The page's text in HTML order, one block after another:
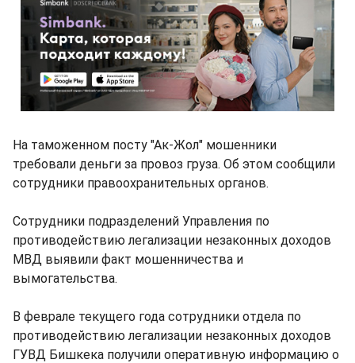
На таможенном посту "Ак-Жол" мошенники
требовали деньги за провоз груза. Об этом сообщили
сотрудники правоохранительных органов.
Сотрудники подразделений Управления по
противодействию легализации незаконных доходов
МВД выявили факт мошенничества и
вымогательства.
В феврале текущего года сотрудники отдела по
противодействию легализации незаконных доходов
ГУВД Бишкека получили оперативную информацию о